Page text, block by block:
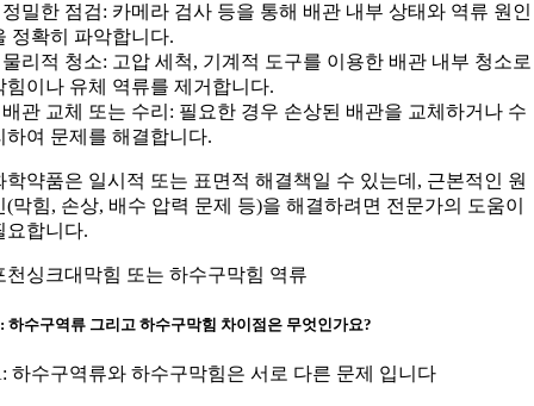
정밀한 점검: 카메라 검사 등을 통해 배관 내부 상태와 역류 원인
정확히 파악합니다.
물리적 청소: 고압 세척, 기계적 도구를 이용한 배관 내부 청소로
힘이나 유체 역류를 제거합니다.
배관 교체 또는 수리: 필요한 경우 손상된 배관을 교체하거나 수
하여 문제를 해결합니다.
학약품은 일시적 또는 표면적 해결책일 수 있는데, 근본적인 원
(막힘, 손상, 배수 압력 문제 등)을 해결하려면 전문가의 도움이
요합니다.
천싱크대막힘 또는 하수구막힘 역류
하수구역류 그리고 하수구막힘 차이점은 무엇인가요?
하수구역류와 하수구막힘은 서로 다른 문제 입니다